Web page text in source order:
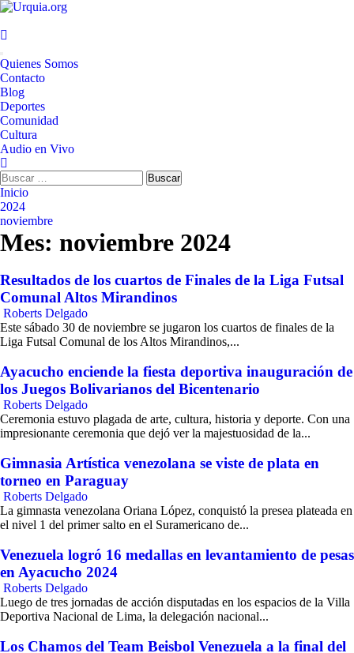
Saltar
contenido
Menú
principal
Quienes Somos
Contacto
Blog
Deportes
Comunidad
Cultura
Audio en Vivo
Buscar:
Inicio
2024
noviembre
Mes: noviembre 2024
Resultados de los cuartos de Finales de la Liga Futsal
Comunal Altos Mirandinos
Roberts Delgado
Este sábado 30 de noviembre se jugaron los cuartos de finales de la
Liga Futsal Comunal de los Altos Mirandinos,...
Ayacucho enciende la fiesta deportiva inauguración de
los Juegos Bolivarianos del Bicentenario
Roberts Delgado
Ceremonia estuvo plagada de arte, cultura, historia y deporte. Con una
impresionante ceremonia que dejó ver la majestuosidad de la...
Gimnasia Artística venezolana se viste de plata en
torneo en Paraguay
Roberts Delgado
La gimnasta venezolana Oriana López, conquistó la presea plateada en
el nivel 1 del primer salto en el Suramericano de...
Venezuela logró 16 medallas en levantamiento de pesas
en Ayacucho 2024
Roberts Delgado
Luego de tres jornadas de acción disputadas en los espacios de la Villa
Deportiva Nacional de Lima, la delegación nacional...
Los Chamos del Team Beisbol Venezuela a la final del